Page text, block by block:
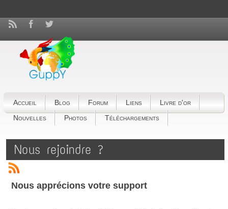
Accueil Blog Forum Liens
Livre d'or
Nouvelles
Photos Téléchargements
Nous rejoindre ?
Nous apprécions votre support